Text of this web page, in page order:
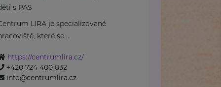
s PAS
LIRA je specializované
které se ...
https://centrumlira.cz/
+420 724 400 832
info@centrumlira.cz